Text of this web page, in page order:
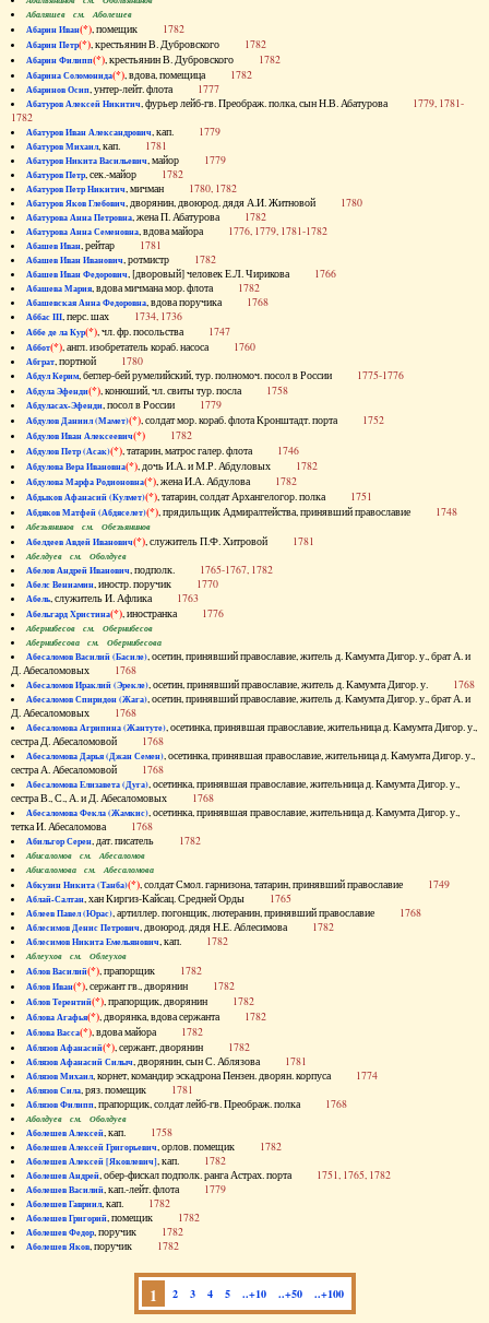
Абаляшев см. Аболешев
Абарин Иван(*), помещик 1782
Абарин Петр(*), крестьянин В. Дубровского 1782
Абарин Филипп(*), крестьянин В. Дубровского 1782
Абарина Соломонида(*), вдова, помещица 1782
Абаринов Осип, унтер-лейт. флота 1777
Абатуров Алексей Никитич, фурьер лейб-гв. Преображ. полка, сын Н.В. Абатурова 1779, 1781-
1782
Абатуров Иван Александрович, кап. 1779
Абатуров Михаил, кап. 1781
Абатуров Никита Васильевич, майор 1779
Абатуров Петр, сек.-майор 1782
Абатуров Петр Никитич, мичман 1780, 1782
Абатуров Яков Глебович, дворянин, двоюрод. дядя А.И. Житновой 1780
Абатурова Анна Петровна, жена П. Абатурова 1782
Абатурова Анна Семеновна, вдова майора 1776, 1779, 1781-1782
Абашев Иван, рейтар 1781
Абашев Иван Иванович, ротмистр 1782
Абашев Иван Федорович, [дворовый] человек Е.Л. Чирикова 1766
Абашева Мария, вдова мичмана мор. флота 1782
Абашевская Анна Федоровна, вдова поручика 1768
Аббас III, перс. шах 1734, 1736
Аббе де ла Кур(*), чл. фр. посольства 1747
Аббот(*), англ. изобретатель кораб. насоса 1760
Абграт, портной 1780
Абдул Керим, беглер-бей румелийский, тур. полномоч. посол в России 1775-1776
Абдула Эфенди(*), конюший, чл. свиты тур. посла 1758
Абдуласах-Эфенди, посол в России 1779
Абдулов Даниил (Мамет)(*), солдат мор. кораб. флота Кронштадт. порта 1752
Абдулов Иван Алексеевич(*) 1782
Абдулов Петр (Асак)(*), татарин, матрос галер. флота 1746
Абдулова Вера Ивановна(*), дочь И.А. и М.Р. Абдуловых 1782
Абдулова Марфа Родионовна(*), жена И.А. Абдулова 1782
Абдыков Афанасий (Кулмет)(*), татарин, солдат Архангелогор. полка 1751
Абдяков Матфей (Абдяселет)(*), прядильщик Адмиралтейства, принявший православие 1748
Абезьянинов см. Обезьянинов
Абелдеев Авдей Иванович(*), служитель П.Ф. Хитровой 1781
Абелдуев см. Оболдуев
Абелов Андрей Иванович, подполк. 1765-1767, 1782
Абелс Вениамин, иностр. поручик 1770
Абель, служитель И. Афлика 1763
Абельгард Христина(*), иностранка 1776
Абернибесов см. Обернибесов
Абернибесова см. Обернибесова
Абесаломов Василий (Басиле), осетин, принявший православие, житель д. Камумта Дигор. у., брат А. и
Д. Абесаломовых 1768
Абесаломов Ираклий (Эрекле), осетин, принявший православие, житель д. Камумта Дигор. у. 1768
Абесаломов Спиридон (Жага), осетин, принявший православие, житель д. Камумта Дигор. у., брат А. и
Д. Абесаломовых 1768
Абесаломова Агрипина (Жантуте), осетинка, принявшая православие, жительница д. Камумта Дигор. у.,
сестра Д. Абесаломовой 1768
Абесаломова Дарья (Джан Семен), осетинка, принявшая православие, жительница д. Камумта Дигор. у.,
сестра А. Абесаломовой 1768
Абесаломова Елизавета (Дуга), осетинка, принявшая православие, жительница д. Камумта Дигор. у.,
сестра В., С., А. и Д. Абесаломовых 1768
Абесаломова Фекла (Жамкис), осетинка, принявшая православие, жительница д. Камумта Дигор. у.,
тетка И. Абесаломова 1768
Абильгор Серен, дат. писатель 1782
Абисаломов см. Абесаломов
Абисаломова см. Абесаломова
Абкузин Никита (Танба)(*), солдат Смол. гарнизона, татарин, принявший православие 1749
Аблай-Салтан, хан Киргиз-Кайсац. Средней Орды 1765
Аблеев Павел (Юрас), артиллер. погонщик, лютеранин, принявший православие 1768
Аблесимов Денис Петрович, двоюрод. дядя Н.Е. Аблесимова 1782
Аблесимов Никита Емельянович, кап. 1782
Аблеухов см. Облеухов
Аблов Василий(*), прапорщик 1782
Аблов Иван(*), сержант гв., дворянин 1782
Аблов Терентий(*), прапорщик, дворянин 1782
Аблова Агафья(*), дворянка, вдова сержанта 1782
Аблова Васса(*), вдова майора 1782
Аблязов Афанасий(*), сержант, дворянин 1782
Аблязов Афанасий Силыч, дворянин, сын С. Аблязова 1781
Аблязов Михаил, корнет, командир эскадрона Пензен. дворян. корпуса 1774
Аблязов Сила, ряз. помещик 1781
Аблязов Филипп, прапорщик, солдат лейб-гв. Преображ. полка 1768
Аболдуев см. Оболдуев
Аболешев Алексей, кап. 1758
Аболешев Алексей Григорьевич, орлов. помещик 1782
Аболешев Алексей [Яковлевич], кап. 1782
Аболешев Андрей, обер-фискал подполк. ранга Астрах. порта 1751, 1765, 1782
Аболешев Василий, кап.-лейт. флота 1779
Аболешев Гавриил, кап. 1782
Аболешев Григорий, помещик 1782
Аболешев Федор, поручик 1782
Аболешев Яков, поручик 1782
1 2 3 4 5 ..+10 ..+50 ..+100